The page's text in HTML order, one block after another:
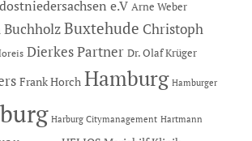
e.V Arne Weber
Buchholz Buxtehude Christoph
Dierkes Partner Dr. Olaf Krüger
Frank Horch Hamburg Hamburger
Harburg Citymanagement Hartmann